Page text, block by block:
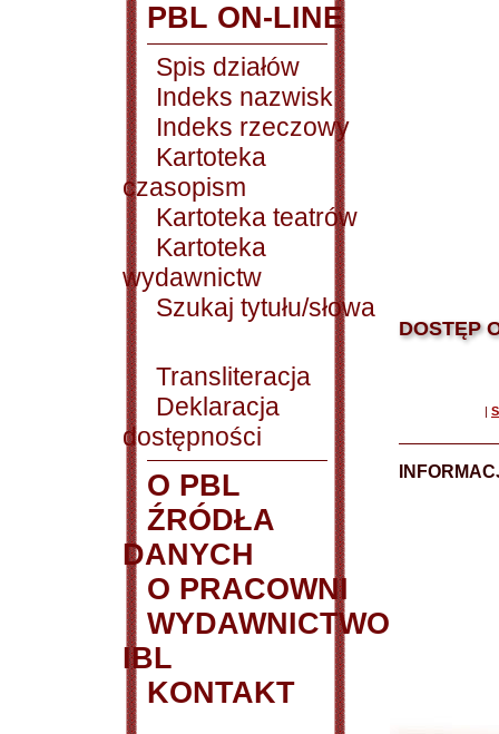
PBL ON-LINE
Spis działów
Indeks nazwisk
Indeks rzeczowy
Kartoteka
czasopism
Kartoteka teatrów
Kartoteka
wydawnictw
Szukaj tytułu/słowa
Transliteracja
Deklaracja
dostępności
O PBL
ŹRÓDŁA
DANYCH
O PRACOWNI
WYDAWNICTWO
IBL
KONTAKT
DOSTĘP
|